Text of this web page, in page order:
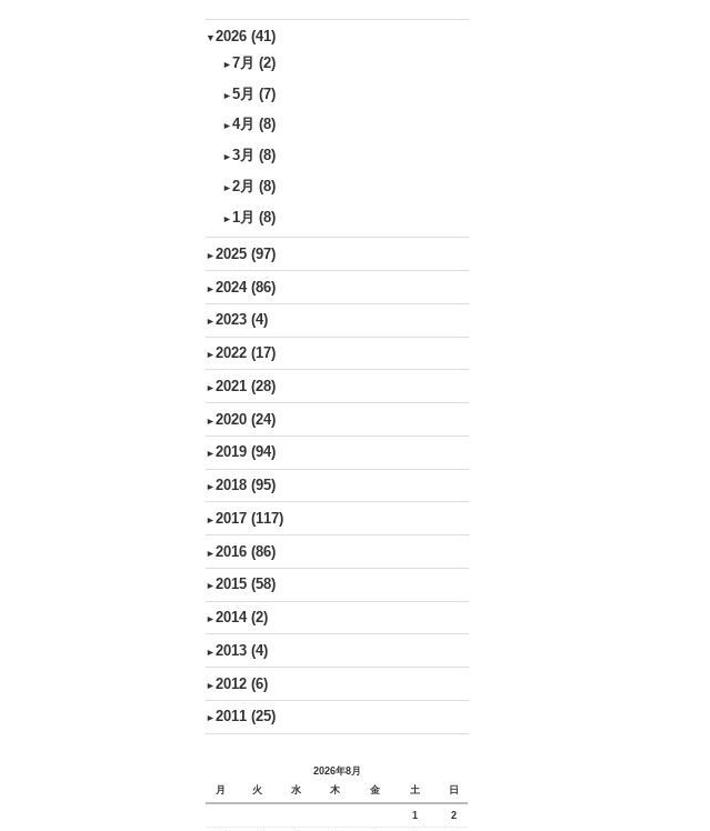
▼2026(41)
► 7月(2)
►5月(7)
►4月(8)
►3月(8)
►2月(8)
► 1月(8)
►2025(97)
►2024(86)
►2023(4)
►2022(17)
►2021(28)
►2020(24)
►2019(94)
►2018(95)
►2017(117)
►2016(86)
►2015(58)
►2014(2)
►2013(4)
►2012(6)
►2011(25)
2026年8月
月
火 水 木 金 土 日
1 2